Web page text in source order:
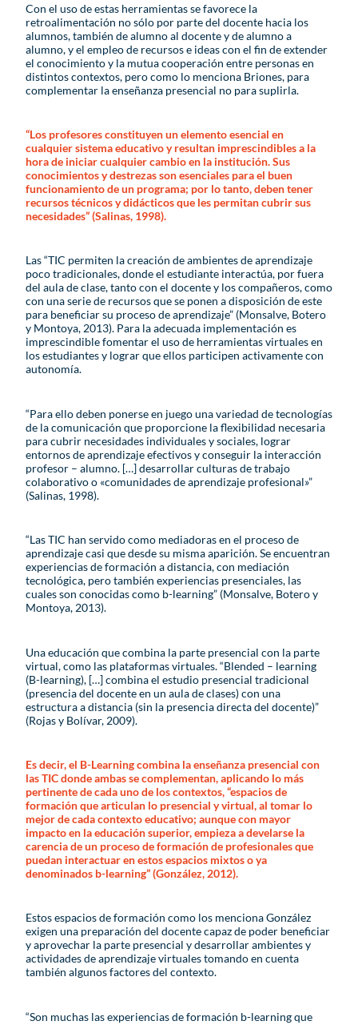
Con el uso de estas herramientas se favorece la
retroalimentación no sólo por parte del docente hacia los
alumnos, también de alumno al docente y de alumno a
alumno, y el empleo de recursos e ideas con el fin de extender
el conocimiento y la mutua cooperación entre personas en
distintos contextos, pero como lo menciona Briones, para
complementar la enseñanza presencial no para suplirla.
“Los profesores constituyen un elemento esencial en
cualquier sistema educativo y resultan imprescindibles a la
hora de iniciar cualquier cambio en la institución. Sus
conocimientos y destrezas son esenciales para el buen
funcionamiento de un programa; por lo tanto, deben tener
recursos técnicos y didácticos que les permitan cubrir sus
necesidades” (Salinas, 1998).
Las “TIC permiten la creación de ambientes de aprendizaje
poco tradicionales, donde el estudiante interactúa, por fuera
del aula de clase, tanto con el docente y los compañeros, como
con una serie de recursos que se ponen a disposición de este
para beneficiar su proceso de aprendizaje” (Monsalve, Botero
y Montoya, 2013). Para la adecuada implementación es
imprescindible fomentar el uso de herramientas virtuales en
los estudiantes y lograr que ellos participen activamente con
autonomía.
“Para ello deben ponerse en juego una variedad de tecnologías
de la comunicación que proporcione la flexibilidad necesaria
para cubrir necesidades individuales y sociales, lograr
entornos de aprendizaje efectivos y conseguir la interacción
profesor – alumno. […] desarrollar culturas de trabajo
colaborativo o «comunidades de aprendizaje profesional»”
(Salinas, 1998).
“Las TIC han servido como mediadoras en el proceso de
aprendizaje casi que desde su misma aparición. Se encuentran
experiencias de formación a distancia, con mediación
tecnológica, pero también experiencias presenciales, las
cuales son conocidas como b-learning” (Monsalve, Botero y
Montoya, 2013).
Una educación que combina la parte presencial con la parte
virtual, como las plataformas virtuales. “Blended – learning
(B-learning), […] combina el estudio presencial tradicional
(presencia del docente en un aula de clases) con una
estructura a distancia (sin la presencia directa del docente)”
(Rojas y Bolívar, 2009).
Es decir, el B-Learning combina la enseñanza presencial con
las TIC donde ambas se complementan, aplicando lo más
pertinente de cada uno de los contextos, “espacios de
formación que articulan lo presencial y virtual, al tomar lo
mejor de cada contexto educativo; aunque con mayor
impacto en la educación superior, empieza a develarse la
carencia de un proceso de formación de profesionales que
puedan interactuar en estos espacios mixtos o ya
denominados b-learning” (González, 2012).
Estos espacios de formación como los menciona González
exigen una preparación del docente capaz de poder beneficiar
y aprovechar la parte presencial y desarrollar ambientes y
actividades de aprendizaje virtuales tomando en cuenta
también algunos factores del contexto.
“Son muchas las experiencias de formación b-learning que